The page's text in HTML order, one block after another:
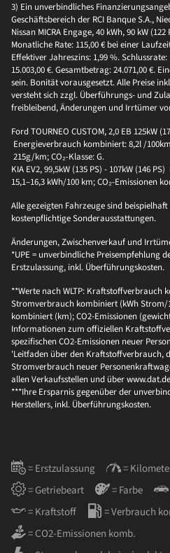
3) Ein unverbindliches
Geschäftsbereich der RCI Banque S.A.,
Nissan MICRA Engage, 40 kWh, 90 kW
Monatliche Rate: 115,00 € bei einer
Effektiver Jahreszins: 1,99 %.
15.003,00 €. Gesamtbetrag: 24.071,00 €.
sein. Bonität vorausgesetzt. Alle Preise
versteht sich zzgl. Überführungs- und
freibleibend, Änderungen und Irrtümer
Ford TOURNEO CUSTOM, 2,0 EB 125kW
Energieverbrauch kombiniert: 8,2l /
215g/km; CO₂-Klasse: G.
KIA EV2, 99,5kW (135 PS) - 107kW (146
15,1–16,3 kWh/100 km; CO₂-Emissionen
Alle gezeigten Fahrzeuge sind
kostenpflichtige Sonderausstattungen.
Änderungen, Zwischenverkauf und
*UPE = unverbindliche Preisempfehlung
Erstzulassung, inkl. Überführungskosten.
**Werte nach WLTP: Kraftstoffverbrauch
Stromverbrauch kombiniert (kWh Strom/
kombiniert (km); CO2-Emissionen
Informationen zum offiziellen
spezifischen CO2-Emissionen neuer
'Leitfaden über den Kraftstoffverbrauch,
Stromverbrauch neuer
allen Verkaufsstellen und über
***Ihre Ersparnis gegenüber der
Herstellers, inkl. Überführungskosten.
= Erstzulassung =
= Getriebeart
= Farbe
= Kraftstoff
= Verbrauch
= CO2-Emissionen komb.